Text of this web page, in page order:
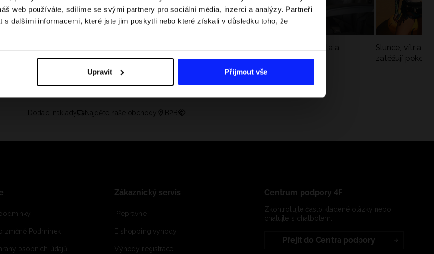
web používáte, sdílíme se svými partnery pro sociální média, inzerci a analýzy. Partneři
s dalšími informacemi, které jste jim poskytli nebo které získali v důsledku toho, že
Upravit Přijmout vše
průvodce
závodů, rekordy a nejlepší jezdci F1
Jak si sbalit batoh do letadla a
nepřekročit limity?
Slunce, vítr a
zatěžují
Dodací náklady Najděte naše obchody B2B
změně Podmínek
osobních údajů
Zákaznický servis
Přepravné
E shopping vyhody
Výhody registrace
Centrum podpory 4F
Zkontrolujte často kladené otázky nebo
chatujte s chatbotem:
Přejít do Centra podpory